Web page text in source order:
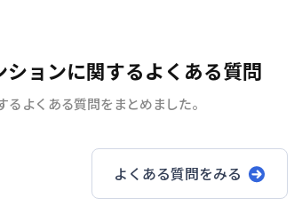
ョンに関するよくある質問
よくある質問をまとめました。
よくある質問をみる